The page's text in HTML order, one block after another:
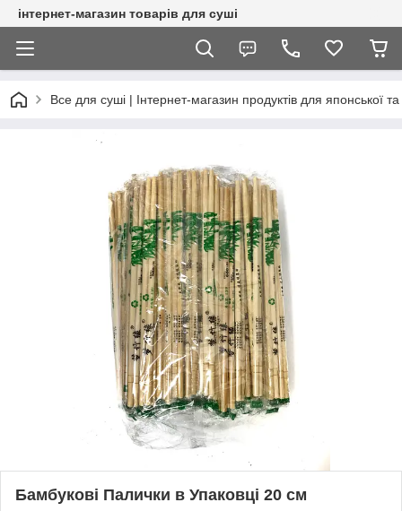
інтернет-магазин товарів для суші
Все для суші | Інтернет-магазин продуктів для японської та
Бамбукові Палички в Упаковці 20 см